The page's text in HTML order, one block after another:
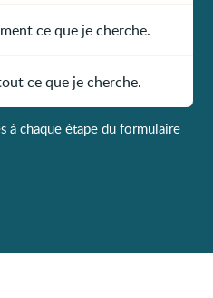
ce que je cherche.
ce que je cherche.
à chaque étape du formulaire